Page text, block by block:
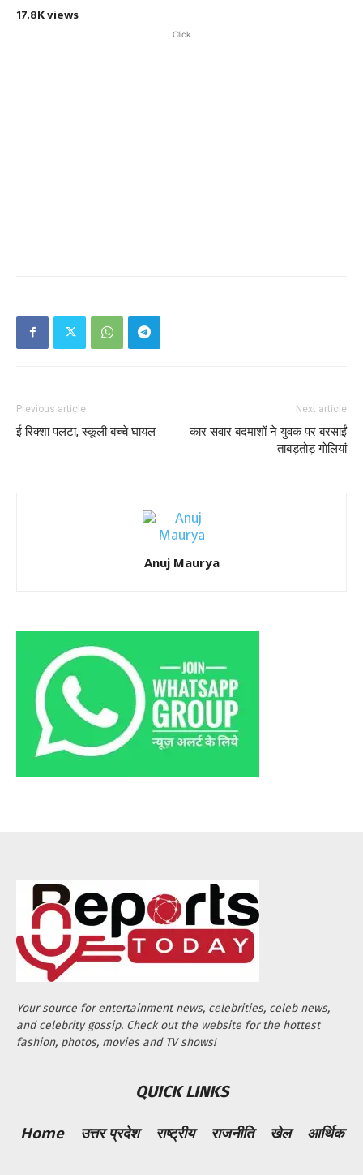
17.8K views
Click
Previous article
ई रिक्शा पलटा, स्कूली बच्चे घायल
Next article
कार सवार बदमाशों ने युवक पर बरसाईं
ताबड़तोड़ गोलियां
Anuj Maurya
Your source for entertainment news, celebrities, celeb news,
and celebrity gossip. Check out the website for the hottest
fashion, photos, movies and TV shows!
QUICK LINKS
Home उत्तर प्रदेश राष्ट्रीय राजनीति खेल आर्थिक